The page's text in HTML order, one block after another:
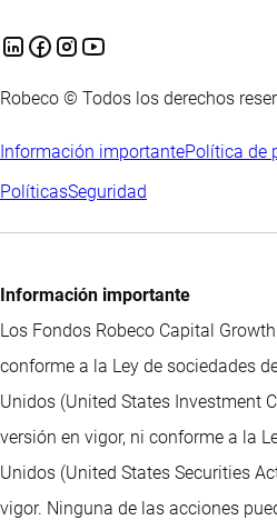
Robeco © Todos los derechos
Información importantePolítica de
PolíticasSeguridad
Información importante
Los Fondos Robeco Capital
conforme a la Ley de sociedades
Unidos (United States Investment
versión en vigor, ni conforme a la
Unidos (United States Securities
vigor. Ninguna de las acciones